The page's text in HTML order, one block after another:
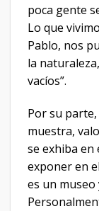
poca gente
Lo que
Pablo, nos
la
vacíos”.
Por su
muestra,
se exhiba en
exponer en
es un museo